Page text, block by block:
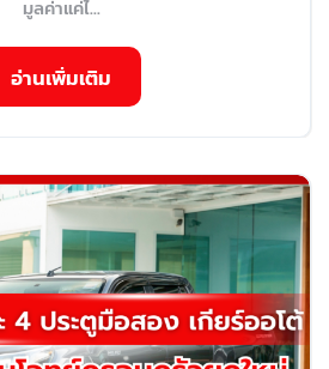
มูลค่าแค่ไ...
อ่านเพิ่มเติม